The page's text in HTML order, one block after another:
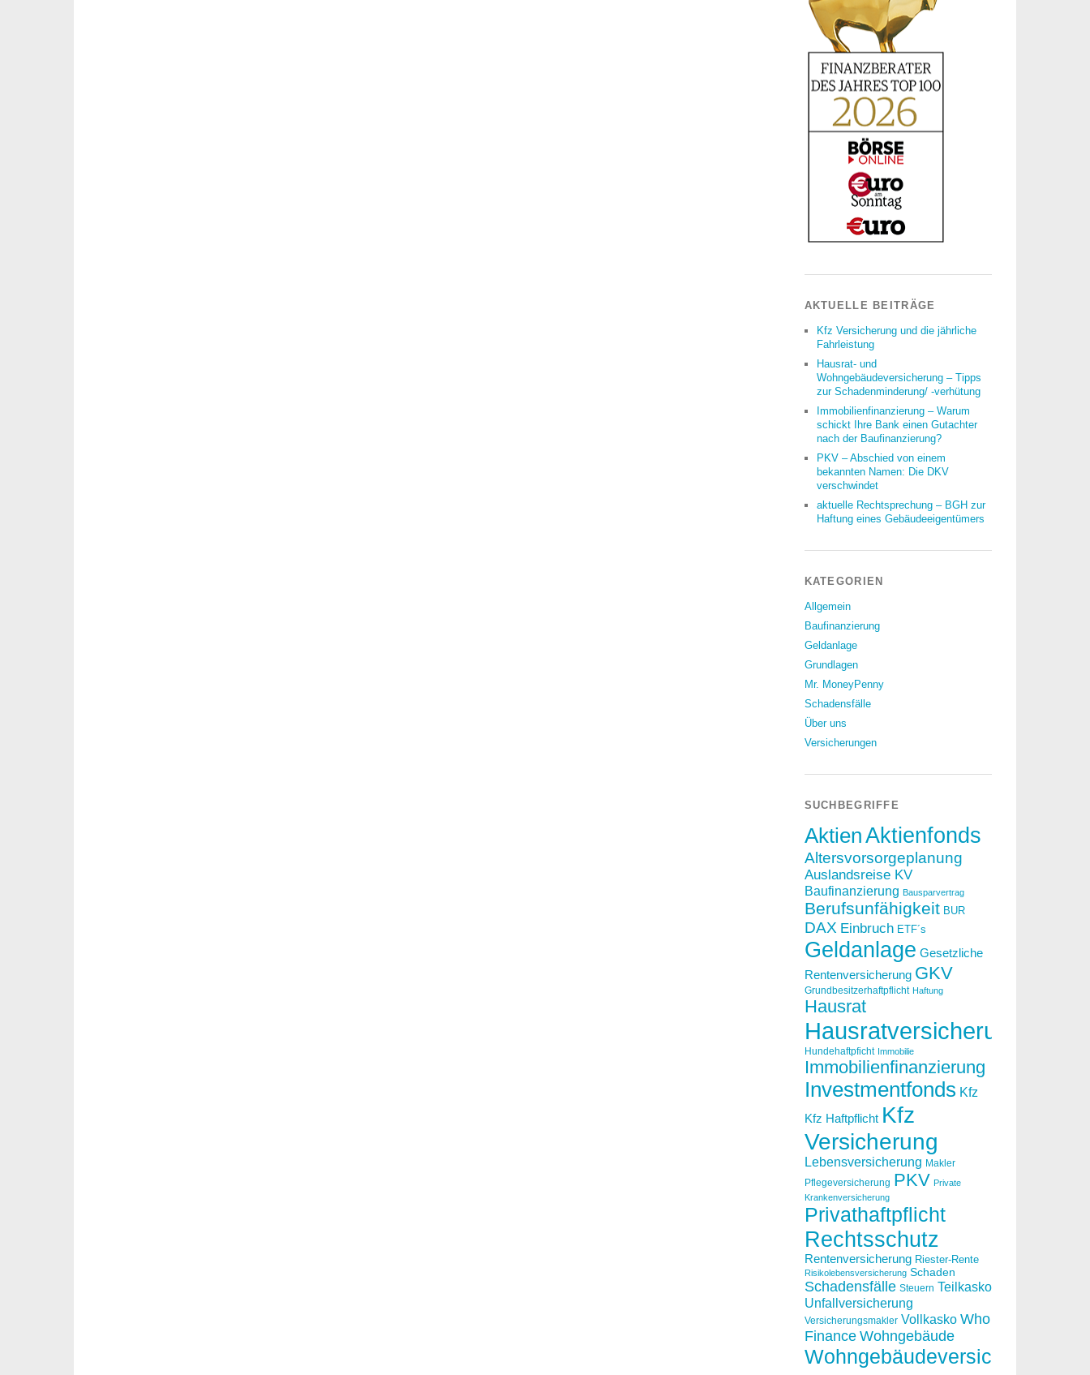
AKTUELLE BEITRÄGE
Kfz Versicherung und die jährliche
Fahrleistung
Hausrat- und
Wohngebäudeversicherung – Tipps
zur Schadenminderung/ -verhütung
Immobilienfinanzierung – Warum
schickt Ihre Bank einen Gutachter
nach der Baufinanzierung?
PKV – Abschied von einem
bekannten Namen: Die DKV
verschwindet
aktuelle Rechtsprechung – BGH zur
Haftung eines Gebäudeeigentümers
KATEGORIEN
Allgemein
Baufinanzierung
Geldanlage
Grundlagen
Mr. MoneyPenny
Schadensfälle
Über uns
Versicherungen
SUCHBEGRIFFE
AktienAktienfonds
Altersvorsorgeplanung
Auslandsreise KV
Baufinanzierung Bausparvertrag
Berufsunfähigkeit BUR
DAX Einbruch ETF´s
Geldanlage Gesetzliche
Rentenversicherung GKV
Grundbesitzerhaftpflicht Haftung
Hausrat
Hausratversicherung
Hundehaftpficht Immobilie
Immobilienfinanzierung
Investmentfonds Kfz
Kfz Haftpflicht Kfz
Versicherung
Lebensversicherung Makler
Pflegeversicherung PKV Private
Krankenversicherung
Privathaftpflicht
Rechtsschutz
Rentenversicherung Riester-Rente
Risikolebensversicherung Schaden
Schadensfälle Steuern Teilkasko
Unfallversicherung
Versicherungsmakler Vollkasko Who
Finance Wohngebäude
Wohngebäudeversicherung